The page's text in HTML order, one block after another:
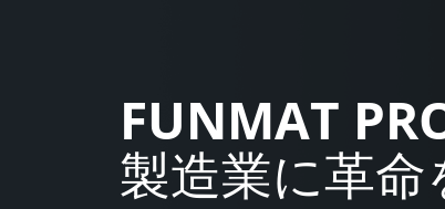
FUNMAT
製造業に革